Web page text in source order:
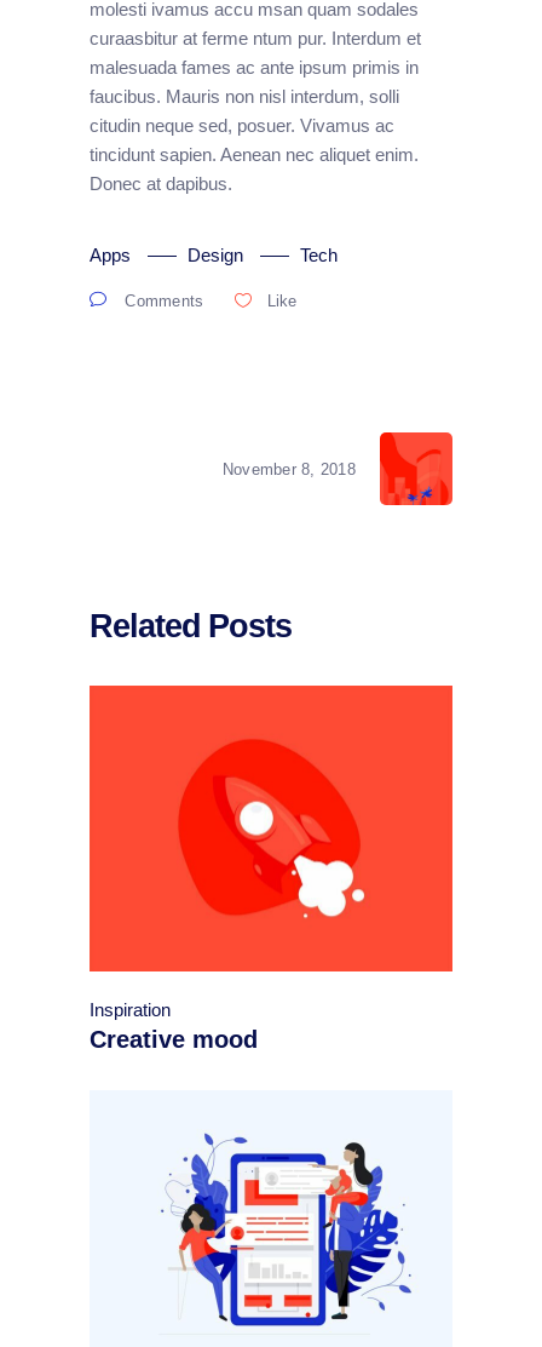
molesti ivamus accu msan quam sodales
curaasbitur at ferme ntum pur. Interdum et
malesuada fames ac ante ipsum primis in
faucibus. Mauris non nisl interdum, solli
citudin neque sed, posuer. Vivamus ac
tincidunt sapien. Aenean nec aliquet enim.
Donec at dapibus.
Apps Design Tech
Comments Like
November 8, 2018
Related Posts
Inspiration
Creative mood